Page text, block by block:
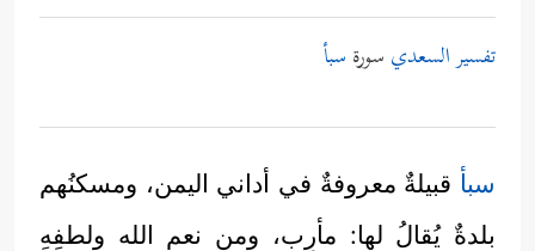
تفسير السعدي سورة سبأ
سبأ قبيلةٌ معروفةٌ في أداني اليمن، ومسكنُهم
بلدةٌ يُقالُ لها: مأرِب، ومن نعم الله ولطفِهِ